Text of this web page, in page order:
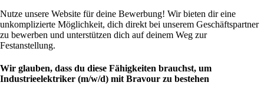
Nutze unsere Website für deine Bewerbung! Wir bieten dir eine
unkomplizierte Möglichkeit, dich direkt bei unserem Geschäftspartner
zu bewerben und unterstützen dich auf deinem Weg zur
Festanstellung.
Wir glauben, dass du diese Fähigkeiten brauchst, um
Industrieelektriker (m/w/d) mit Bravour zu bestehen